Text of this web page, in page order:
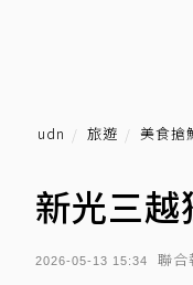
udn 旅遊 美食搶
新光三
2026-05-13 15:34 聯合